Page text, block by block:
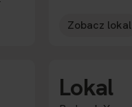
Zobacz lokal
Lokal